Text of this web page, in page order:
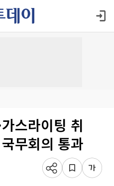
스라이팅 취
무회의 통과